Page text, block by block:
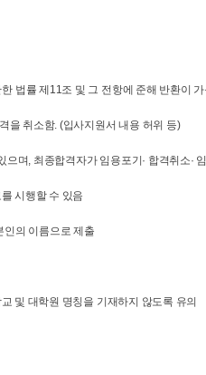
법률 제11조 및 그 전항에 준해 반환이
을 취소함. (입사지원서 내용 허위 등)
으며, 최종합격자가 임용포기· 합격취소
시행할 수 있음
인의 이름으로 제출
및 대학원 명칭을 기재하지 않도록 유의